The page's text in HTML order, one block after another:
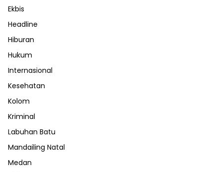
Ekbis
Headline
Hiburan
Hukum
Internasional
Kesehatan
Kolom
Kriminal
Labuhan Batu
Mandailing Natal
Medan